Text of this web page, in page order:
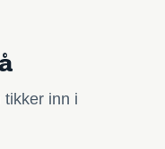
tikker inn i